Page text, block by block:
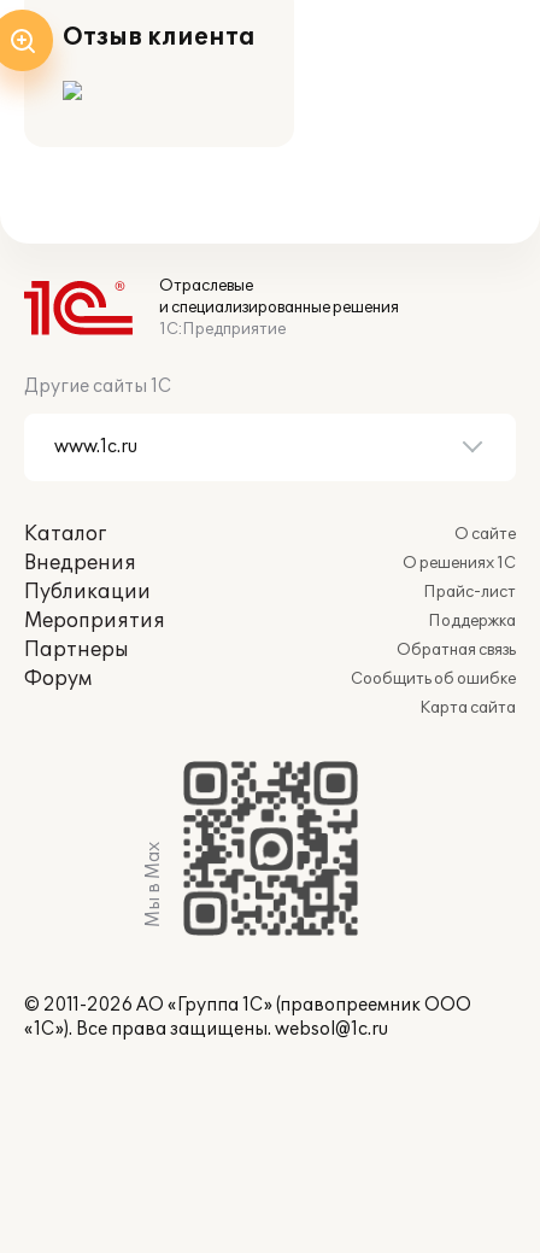
Отзыв клиента
Отраслевые
и специализированные решения
1С:Предприятие
Другие сайты 1С
Каталог
Внедрения
Публикации
Мероприятия
Партнеры
Форум
О сайте
О решениях 1С
Прайс-лист
Поддержка
Обратная связь
Сообщить об ошибке
Карта сайта
Мы в Max
© 2011-2026 АО «Группа 1С» (правопреемник ООО
«1С»). Все права защищены. websol@1c.ru